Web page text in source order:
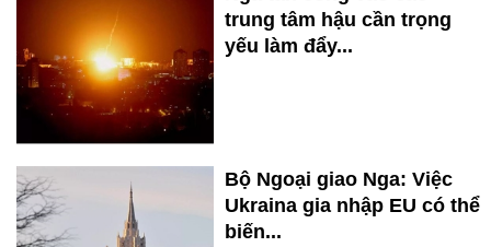
trung tâm hậu cần trọng
yếu làm đẩy...
Bộ Ngoại giao Nga: Việc
Ukraina gia nhập EU có thể
biến...